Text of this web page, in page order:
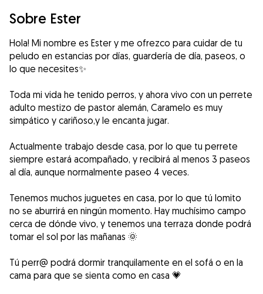
Sobre Ester
Hola! Mi nombre es Ester y me ofrezco para cuidar de tu
peludo en estancias por días, guardería de día, paseos, o
lo que necesites✨
Toda mi vida he tenido perros, y ahora vivo con un perrete
adulto mestizo de pastor alemán, Caramelo es muy
simpático y cariñoso,y le encanta jugar.
Actualmente trabajo desde casa, por lo que tu perrete
siempre estará acompañado, y recibirá al menos 3 paseos
al día, aunque normalmente paseo 4 veces.
Tenemos muchos juguetes en casa, por lo que tú lomito
no se aburrirá en ningún momento. Hay muchísimo campo
cerca de dónde vivo, y tenemos una terraza donde podrá
tomar el sol por las mañanas 🌞
Tú perr@ podrá dormir tranquilamente en el sofá o en la
cama para que se sienta como en casa 💗